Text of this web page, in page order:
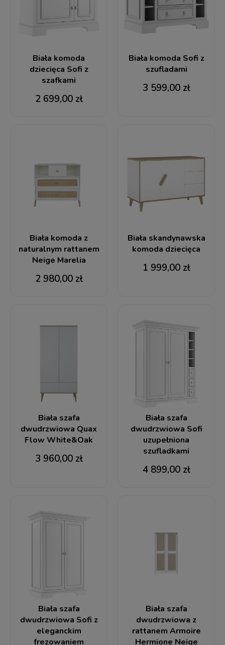
Biała komoda
dziecięca Sofi z
szafkami
2 699,00 zł
Biała komoda Sofi z
szufladami
3 599,00 zł
Biała komoda z
naturalnym rattanem
Neige Marelia
2 980,00 zł
Biała skandynawska
komoda dziecięca
1 999,00 zł
Biała szafa
dwudrzwiowa Quax
Flow White&Oak
3 960,00 zł
Biała szafa
dwudrzwiowa Sofi
uzupełniona
szufladkami
4 899,00 zł
Biała szafa
dwudrzwiowa Sofi z
eleganckim
frezowaniem
Biała szafa
dwudrzwiowa z
rattanem Armoire
Hermione Neige